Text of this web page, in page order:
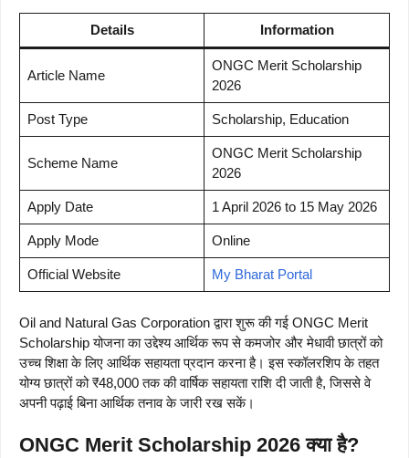
Details Information
Article Name
ONGC Merit Scholarship
2026
Post Type Scholarship, Education
Scheme Name
ONGC Merit Scholarship
2026
Apply Date 1 April 2026 to 15 May 2026
Apply Mode Online
Official Website My Bharat Portal
Oil and Natural Gas Corporation द्वारा शुरू की गई ONGC Merit
Scholarship योजना का उद्देश्य आर्थिक रूप से कमजोर और मेधावी छात्रों को
उच्च शिक्षा के लिए आर्थिक सहायता प्रदान करना है। इस स्कॉलरशिप के तहत
योग्य छात्रों को ₹48,000 तक की वार्षिक सहायता राशि दी जाती है, जिससे वे
अपनी पढ़ाई बिना आर्थिक तनाव के जारी रख सकें।
ONGC Merit Scholarship 2026 क्या है?